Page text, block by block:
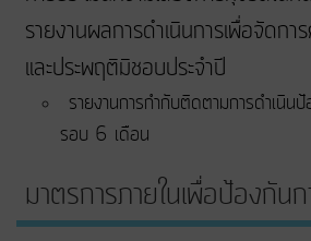
รายงานผลการดำเนินการเพื่อจัดกา
และประพฤติมิชอบประจำปี
รายงานการกำกับติดตามการดำเนิน
รอบ 6 เดือน
มาตรการภายในเพื่อป้องกัน